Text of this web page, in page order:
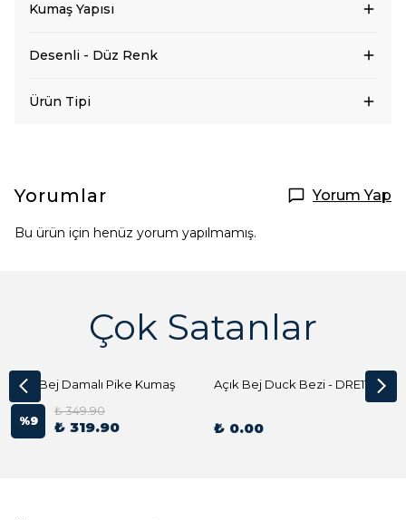
Kumaş Yapısı
Desenli - Düz Renk
Ürün Tipi
Yorumlar Yorum Yap
Bu ürün için henüz yorum yapılmamış.
Çok Satanlar
Açık Bej Damalı Pike Kumaş
%9
₺ 349.90
₺ 319.90
Açık Bej Duck Bezi - DRE1144 Kumaş Peçete
₺ 0.00